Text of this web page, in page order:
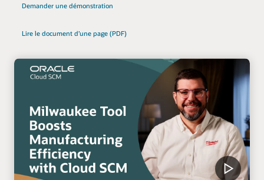
Demander une démonstration
Lire le document d’une page (PDF)